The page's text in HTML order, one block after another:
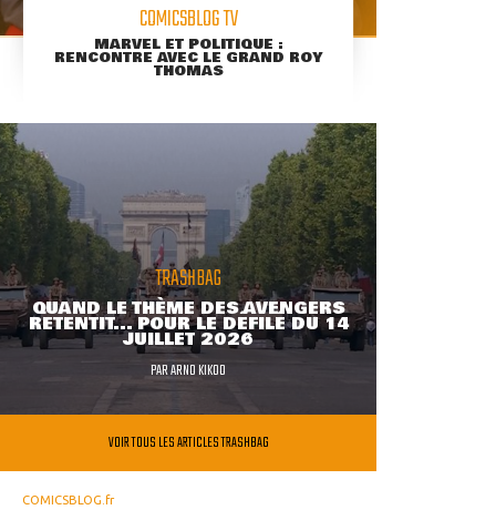
COMICSBLOG TV
MARVEL ET POLITIQUE :
RENCONTRE AVEC LE GRAND ROY
THOMAS
TRASHBAG
QUAND LE THÈME DES AVENGERS
RETENTIT... POUR LE DÉFILÉ DU 14
JUILLET 2026
PARARNO KIKOO
VOIR TOUS LES ARTICLES TRASHBAG
COMICSBLOG.fr